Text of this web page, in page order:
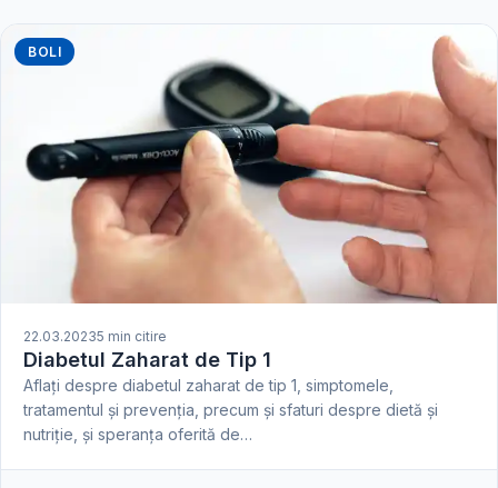
BOLI
22.03.20235 min citire
Diabetul Zaharat de Tip 1
Aflați despre diabetul zaharat de tip 1, simptomele,
tratamentul și prevenția, precum și sfaturi despre dietă și
nutriție, și speranța oferită de…